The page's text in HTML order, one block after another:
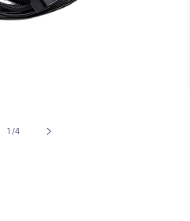
1 /de
4